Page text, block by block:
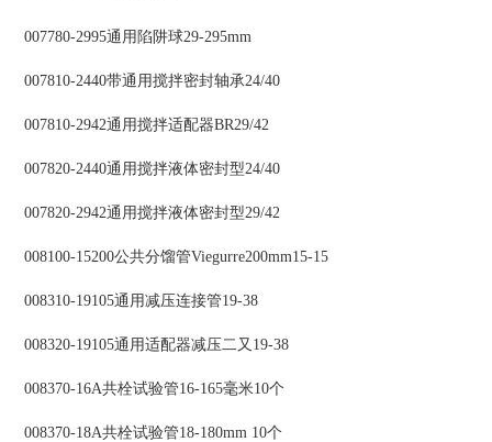
007780-2995通用陷阱球29-295mm
007810-2440带通用搅拌密封轴承24/40
007810-2942通用搅拌适配器BR29/42
007820-2440通用搅拌液体密封型24/40
007820-2942通用搅拌液体密封型29/42
008100-15200公共分馏管Viegurre200mm15-15
008310-19105通用减压连接管19-38
008320-19105通用适配器减压二又19-38
008370-16A共栓试验管16-165毫米10个
008370-18A共栓试验管18-180mm 10个